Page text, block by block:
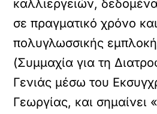
καλλιεργειών,
σε πραγματικό χρόνο
πολυγλωσσικής
(Συμμαχία για τη
Γενιάς μέσω του
Γεωργίας, και σημαίνει